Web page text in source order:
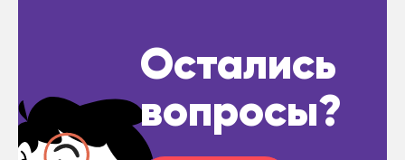
Остались
вопросы?